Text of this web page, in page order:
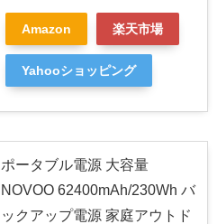
Amazon 楽天市場
Yahooショッピング
ポータブル電源 大容量
NOVOO 62400mAh/230Wh バ
ックアップ電源 家庭アウトド